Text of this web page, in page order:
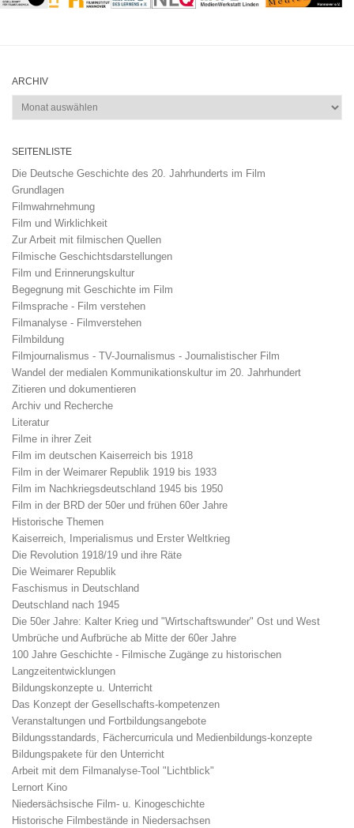
ARCHIV
Archiv
SEITENLISTE
Die Deutsche Geschichte des 20. Jahrhunderts im Film
Grundlagen
Filmwahrnehmung
Film und Wirklichkeit
Zur Arbeit mit filmischen Quellen
Filmische Geschichtsdarstellungen
Film und Erinnerungskultur
Begegnung mit Geschichte im Film
Filmsprache - Film verstehen
Filmanalyse - Filmverstehen
Filmbildung
Filmjournalismus - TV-Journalismus - Journalistischer Film
Wandel der medialen Kommunikationskultur im 20. Jahrhundert
Zitieren und dokumentieren
Archiv und Recherche
Literatur
Filme in ihrer Zeit
Film im deutschen Kaiserreich bis 1918
Film in der Weimarer Republik 1919 bis 1933
Film im Nachkriegsdeutschland 1945 bis 1950
Film in der BRD der 50er und frühen 60er Jahre
Historische Themen
Kaiserreich, Imperialismus und Erster Weltkrieg
Die Revolution 1918/19 und ihre Räte
Die Weimarer Republik
Faschismus in Deutschland
Deutschland nach 1945
Die 50er Jahre: Kalter Krieg und "Wirtschaftswunder" Ost und West
Umbrüche und Aufbrüche ab Mitte der 60er Jahre
100 Jahre Geschichte - Filmische Zugänge zu historischen
Langzeitentwicklungen
Bildungskonzepte u. Unterricht
Das Konzept der Gesellschafts-kompetenzen
Veranstaltungen und Fortbildungsangebote
Bildungsstandards, Fächercurricula und Medienbildungs-konzepte
Bildungspakete für den Unterricht
Arbeit mit dem Filmanalyse-Tool "Lichtblick"
Lernort Kino
Niedersächsische Film- u. Kinogeschichte
Historische Filmbestände in Niedersachsen